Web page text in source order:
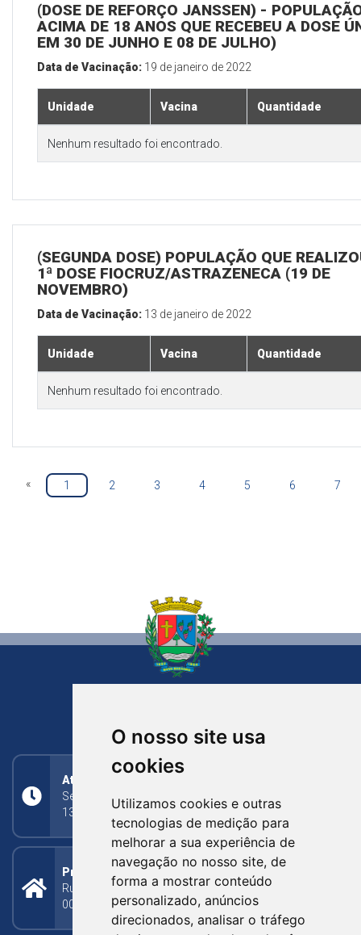
O nosso site usa
cookies
Utilizamos cookies e outras
tecnologias de medição para
melhorar a sua experiência de
navegação no nosso site, de
forma a mostrar conteúdo
personalizado, anúncios
direcionados, analisar o tráfego
(DOSE DE REFORÇO JANSSEN) -
ACIMA DE 18 ANOS QUE RECEBEU A DOSE
EM 30 DE JUNHO E 08 DE JULHO)
Data de Vacinação: 19 de janeiro de 2022
Unidade Vacina Quantidade
Nenhum resultado foi encontrado.
(SEGUNDA DOSE) POPULAÇÃO QUE
1ª DOSE FIOCRUZ/ASTRAZENECA (19 DE
NOVEMBRO)
Data de Vacinação: 13 de janeiro de 2022
Unidade Vacina Quantidade
Nenhum resultado foi encontrado.
« 1 2 3 4 5 6 7
Atendimento
Segunda a Sexta: 8h às 11h30min (manhã);
13h30min às 17h (tarde)
Prefeitura Municipal
Rua Silva Jardim, 505 - Bairro Centro - CEP: 95340-
000